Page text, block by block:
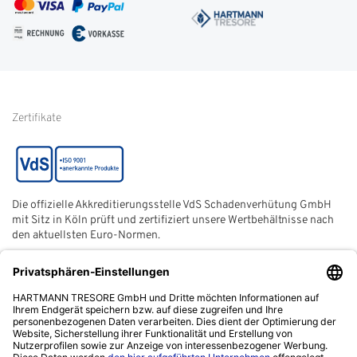
FAQ
Impressum
Batterieentsorgung
Zertifikate
Die offizielle Akkreditierungsstelle VdS Schadenverhütung GmbH
mit Sitz in Köln prüft und zertifiziert unsere Wertbehältnisse nach
den aktuellsten Euro-Normen.
Der ECB (European Certification Body) ist eine neutrale und
unabhängige Zertifizierungsstelle der European Security
Systems Association e. V. (ESSA) mit Sitz in Frankfurt am Main.